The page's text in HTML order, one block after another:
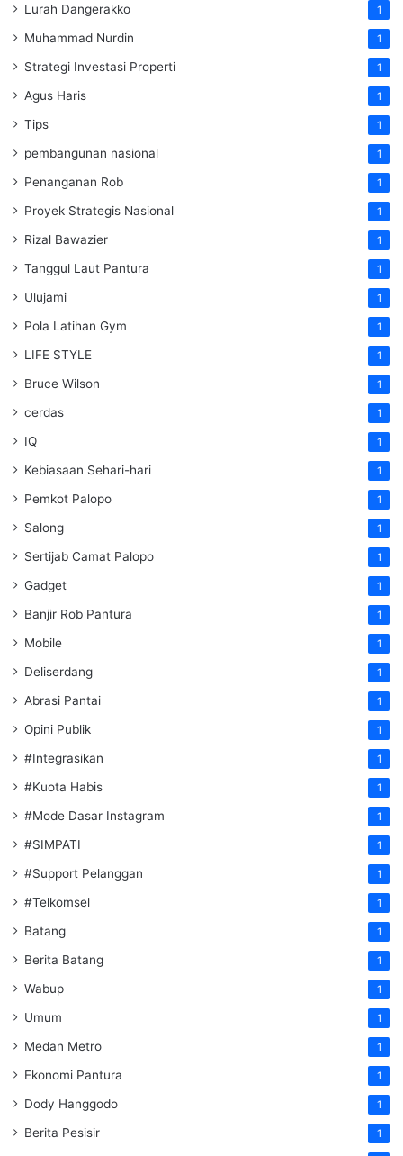
Lurah Dangerakko 1
Muhammad Nurdin 1
Strategi Investasi Properti 1
Agus Haris 1
Tips 1
pembangunan nasional 1
Penanganan Rob 1
Proyek Strategis Nasional 1
Rizal Bawazier 1
Tanggul Laut Pantura 1
Ulujami 1
Pola Latihan Gym 1
LIFE STYLE 1
Bruce Wilson 1
cerdas 1
IQ 1
Kebiasaan Sehari-hari 1
Pemkot Palopo 1
Salong 1
Sertijab Camat Palopo 1
Gadget 1
Banjir Rob Pantura 1
Mobile 1
Deliserdang 1
Abrasi Pantai 1
Opini Publik 1
#Integrasikan 1
#Kuota Habis 1
#Mode Dasar Instagram 1
#SIMPATI 1
#Support Pelanggan 1
#Telkomsel 1
Batang 1
Berita Batang 1
Wabup 1
Umum 1
Medan Metro 1
Ekonomi Pantura 1
Dody Hanggodo 1
Berita Pesisir 1